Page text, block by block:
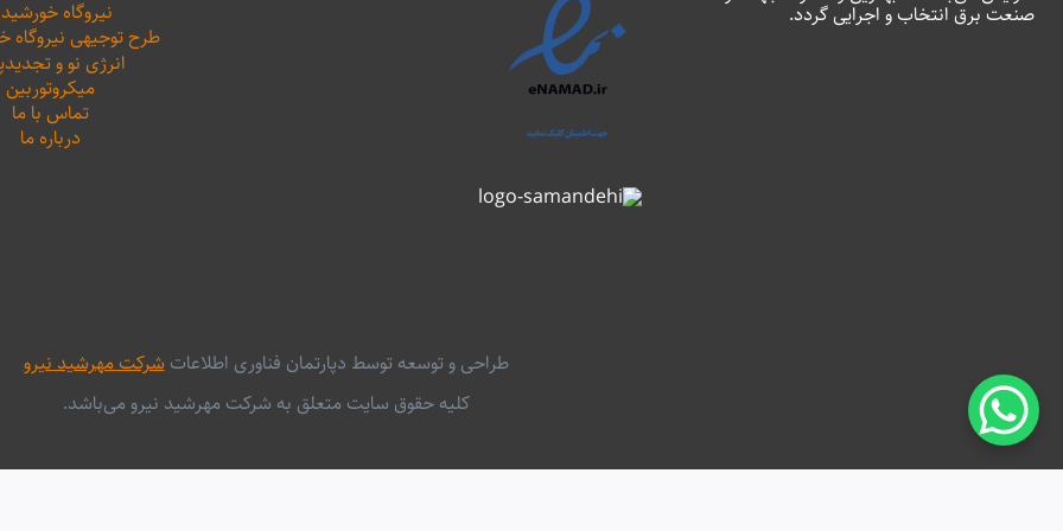
صنعت برق انتخاب و اجرایی گردد.
نیروگاه
طرح توجیهی نیروگاه
انرژی نو و
میکروتوربین
تماس با ما
درباره ما
طراحی و توسعه توسط دپارتمان فناوری اطلاعاتشرکت مهرشید نیرو
کلیه حقوق سایت متعلق به شرکت مهرشید نیرو می‌باشد.